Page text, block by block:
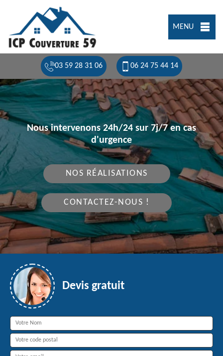
MENU
03 59 28 31 06 06 24 75 44 14
Nous intervenons 24h/24 sur 7j/7 en cas
d'urgence
NOS RÉALISATIONS
CONTACTEZ-NOUS !
Devis gratuit